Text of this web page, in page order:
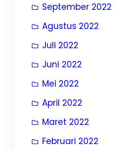
September 2022
Agustus 2022
Juli 2022
Juni 2022
Mei 2022
April 2022
Maret 2022
Februari 2022